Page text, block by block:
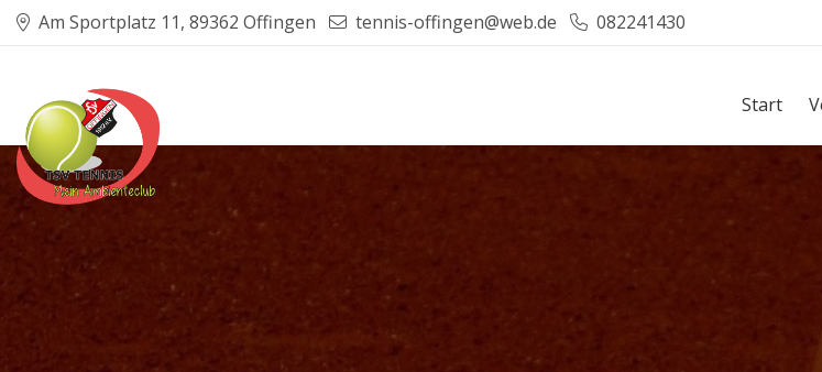
Am Sportplatz 11, 89362 Offingen tennis-offingen@web.de 082241430
Start